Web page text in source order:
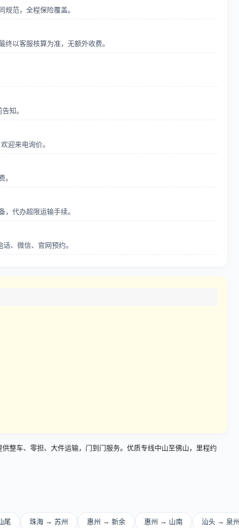
范，全程保险覆盖。
以客服核算为准，无额外收费。
知。
迎来电询价。
。
代办超限运输手续。
、微信、官网预约。
整车、零担、大件运输，门到门服务。优质专线中山至佛山，里程约
尾 珠海 → 苏州 惠州 → 新余 惠州 → 山南 汕头 → 泉州